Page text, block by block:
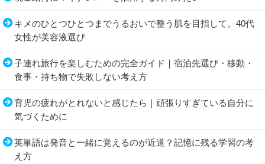
キメのひとつひとつまでうるおいで整う肌を目指して。40代
女性が美容液選び
子連れ旅行を楽しむための完全ガイド｜宿泊先選び・移動・
食事・持ち物で失敗しない考え方
育児の疲れがとれないと感じたら｜頑張りすぎている自分に
気づくために
英単語は発音と一緒に覚えるのが近道？記憶に残る学習の考
え方